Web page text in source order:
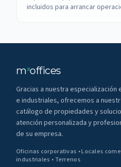
incluidos para arrancar
mxoffices
Gracias a nuestra
e industriales, ofrecemos a
catálogo de propiedades y
atención personalizada y
de su empresa.
Oficinas corporativas • Locales
industriales • Terrenos